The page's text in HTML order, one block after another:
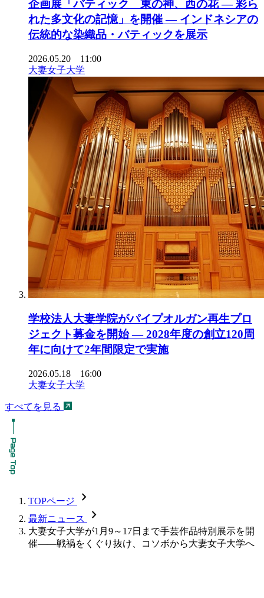
企画展「バティック 東の神、西の花 ― 彩ら
れた多文化の記憶」を開催 ― インドネシアの
伝統的な染織品・バティックを展示
2026.05.20 11:00
大妻女子大学
学校法人大妻学院がパイプオルガン再生プロ
ジェクト募金を開始 ― 2028年度の創立120周
年に向けて2年間限定で実施
2026.05.18 16:00
大妻女子大学
すべてを見る
TOPページ chevron_forward
最新ニュース chevron_forward
大妻女子大学が1月9～17日まで手芸作品特別展示を開
催――戦禍をくぐり抜け、コソボから大妻女子大学へ